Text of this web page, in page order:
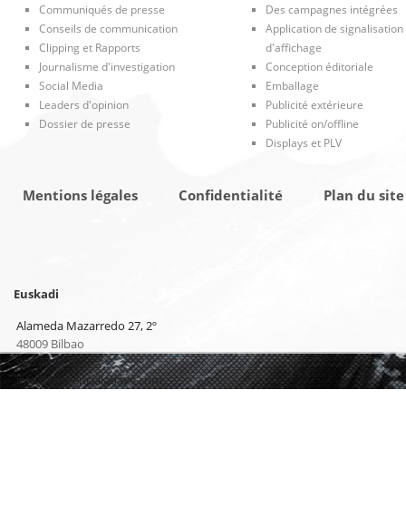
Communiqués de presse
Conseils de communication
Clipping et Rapports
Journalisme d'investigation
Social Media
Leaders d'opinion
Dossier de presse
Des campagnes intégrées
Application de signalisation
d'affichage
Conception éditoriale
Emballage
Publicité extérieure
Publicité on/offline
Displays et PLV
Mentions légales Confidentialité Plan du site
Euskadi
Alameda Mazarredo 27, 2º
48009 Bilbao
946 40 02 02
info@seagencialanave.com